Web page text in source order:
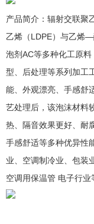
产品简介：辐射交联聚
乙烯（LDPE）与乙烯
泡剂AC等多种化工原
型、后处理等系列加工
能、外观漂亮、手感舒
艺处理后，该泡沫材料
热、隔音效果更好、耐
手感舒适等多种优异性
业、空调制冷业、包装
空调用保温管 电子行业